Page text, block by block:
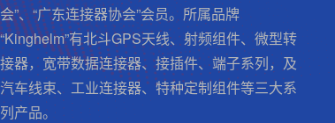
会”、“广东连接器协会”会员。所属品牌
“Kinghelm”有北斗GPS天线、射频组件、微型转
接器，宽带数据连接器、接插件、端子系列，及
汽车线束、工业连接器、特种定制组件等三大系
列产品。